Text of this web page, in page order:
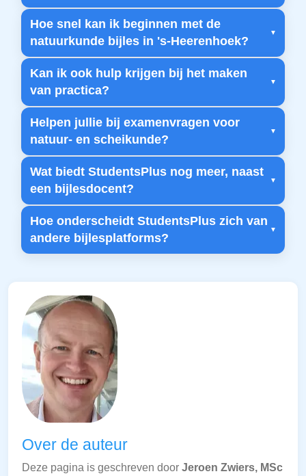
Hoe snel kan ik beginnen met de
natuurkunde bijles in 's-Heerenhoek?
Kan ik ook hulp krijgen bij het maken
van practica?
Helpen jullie bij examenvragen voor
natuur- en scheikunde?
Wat biedt StudentsPlus nog meer, naast
een bijlesdocent?
Hoe onderscheidt StudentsPlus zich van
andere bijlesplatforms?
Over de auteur
Deze pagina is geschreven door Jeroen Zwiers, MSc